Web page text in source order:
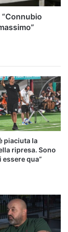
piaciuta la
ripresa. Sono
qua”